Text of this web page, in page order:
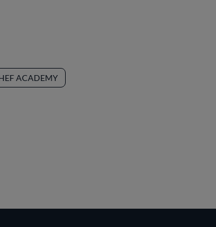
ACADEMY